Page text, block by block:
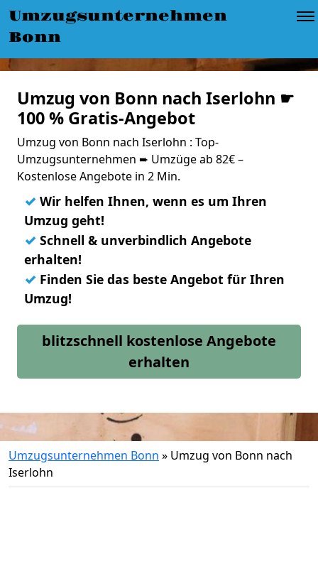
Umzugsunternehmen
Bonn
Umzug von Bonn nach Iserlohn ☛
100 % Gratis-Angebot
Umzug von Bonn nach Iserlohn : Top-
Umzugsunternehmen ➨ Umzüge ab 82€ –
Kostenlose Angebote in 2 Min.
✓ Wir helfen Ihnen, wenn es um Ihren
Umzug geht!
✓ Schnell & unverbindlich Angebote
erhalten!
✓ Finden Sie das beste Angebot für Ihren
Umzug!
blitzschnell kostenlose Angebote
erhalten
Umzugsunternehmen Bonn » Umzug von Bonn nach
Iserlohn